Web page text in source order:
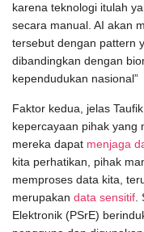
karena teknologi itulah
secara manual. AI akan
tersebut dengan pattern
dibandingkan dengan
kependudukan nasional”
Faktor kedua, jelas
kepercayaan pihak yang
mereka dapat menjaga
kita perhatikan, pihak
memproses data kita,
merupakan data sensitif
Elektronik (PSrE)